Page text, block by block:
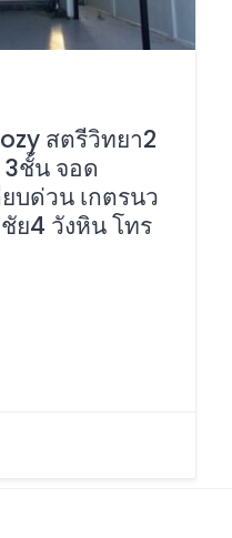
สตรีวิทยา2
ชั้น จอด
บด่วน เกตรนว
ย4 วังหิน โทร